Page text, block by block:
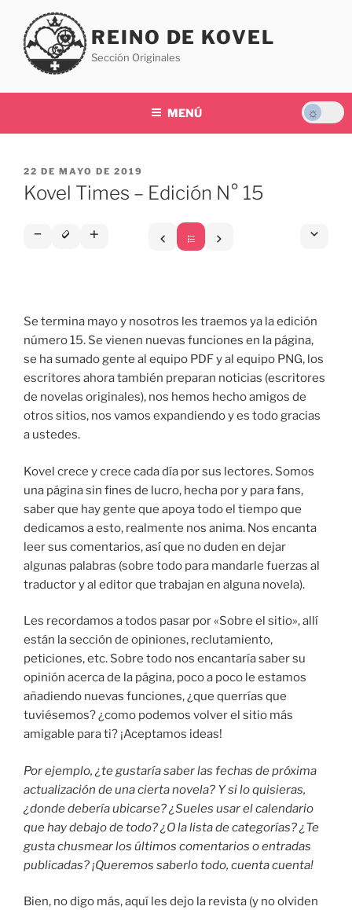
contenido
REINO DE KOVEL
Sección Originales
MENÚ
PUBLICADO
EL
22 DE MAYO DE 2019
Kovel Times – Edición N° 15
Se termina mayo y nosotros les traemos ya la edición
número 15. Se vienen nuevas funciones en la página,
se ha sumado gente al equipo PDF y al equipo PNG, los
escritores ahora también preparan noticias (escritores
de novelas originales), nos hemos hecho amigos de
otros sitios, nos vamos expandiendo y es todo gracias
a ustedes.
Kovel crece y crece cada día por sus lectores. Somos
una página sin fines de lucro, hecha por y para fans,
saber que hay gente que apoya todo el tiempo que
dedicamos a esto, realmente nos anima. Nos encanta
leer sus comentarios, así que no duden en dejar
algunas palabras (sobre todo para mandarle fuerzas al
traductor y al editor que trabajan en alguna novela).
Les recordamos a todos pasar por «Sobre el sitio», allí
están la sección de opiniones, reclutamiento,
peticiones, etc. Sobre todo nos encantaría saber su
opinión acerca de la página, poco a poco le estamos
añadiendo nuevas funciones, ¿que querrías que
tuviésemos? ¿como podemos volver el sitio más
amigable para ti? ¡Aceptamos ideas!
Por ejemplo, ¿te gustaría saber las fechas de próxima
actualización de una cierta novela? Y si lo quisieras,
¿donde debería ubicarse? ¿Sueles usar el calendario
que hay debajo de todo? ¿O la lista de categorías? ¿Te
gusta chusmear los últimos comentarios o entradas
publicadas? ¡Queremos saberlo todo, cuenta cuenta!
Bien, no digo más, aquí les dejo la revista (y no olviden